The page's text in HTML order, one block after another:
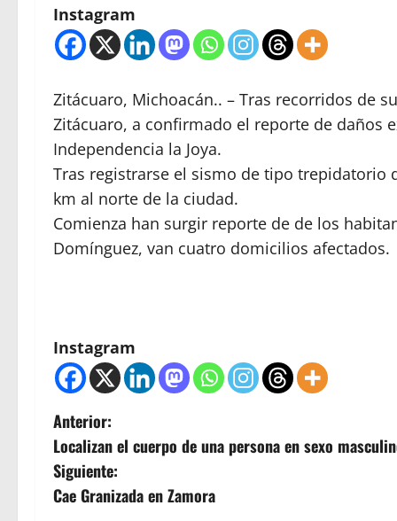
Instagram
Zitácuaro, Michoacán.. – Tras recorridos de
Zitácuaro, a confirmado el reporte de daños
Independencia la Joya.
Tras registrarse el sismo de tipo trepidatorio
km al norte de la ciudad.
Comienza han surgir reporte de de los
Domínguez, van cuatro domicilios afectados.
Instagram
N
a
v
Anterior:
Localizan el cuerpo de una persona en sexo
Siguiente:
Cae Granizada en Zamora